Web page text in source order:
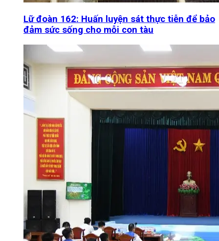
Lữ đoàn 162: Huấn luyện sát thực tiễn để bảo
đảm sức sống cho mỗi con tàu